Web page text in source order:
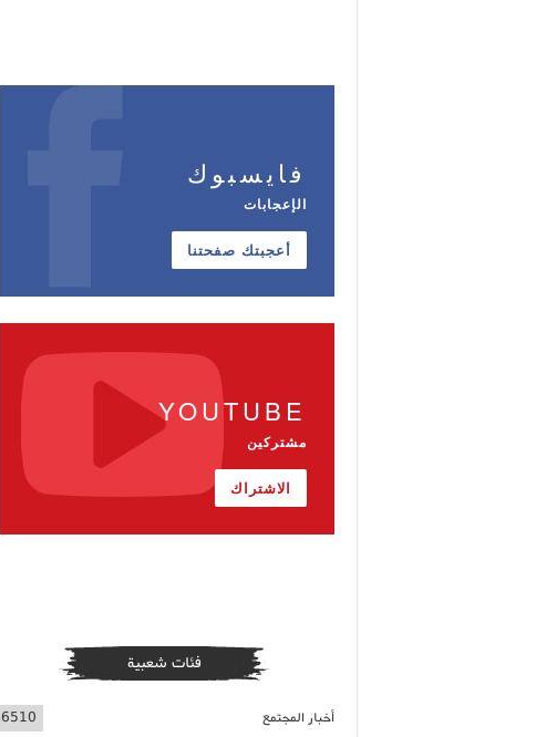
فايسبوك
الإعجابات
أعجبتك صفحتنا
YOUTUBE
مشتركين
الاشتراك
فئات شعبية
أخبار المجتمع 6510